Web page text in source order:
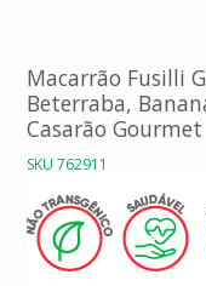
Macarrão Fusilli
Beterraba,
Casarão Gourmet
SKU 762911